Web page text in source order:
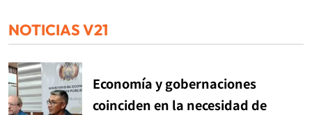
NOTICIAS V21
Economía y gobernaciones
coinciden en la necesidad de